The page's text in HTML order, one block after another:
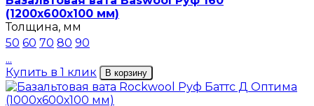
(1200х600х100 мм)
Толщина, мм
50 60 70 80 90
...
Купить в 1 клик
В корзину